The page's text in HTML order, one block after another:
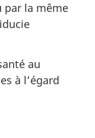
par la même
au
à l’égard